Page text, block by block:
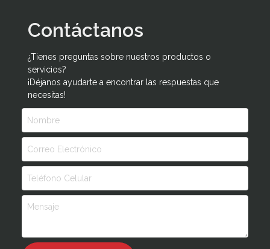
Contáctanos
¿Tienes preguntas sobre nuestros productos o
servicios?
¡Déjanos ayudarte a encontrar las respuestas que
necesitas!